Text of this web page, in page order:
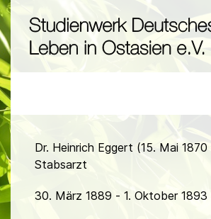
Dr. Heinrich Eggert (15. Mai 1870
Stabsarzt
30. März 1889 - 1. Oktober 1893